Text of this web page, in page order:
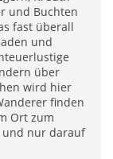
und Buchten
fast überall
und
über
wird hier
finden
Ort zum
und nur darauf